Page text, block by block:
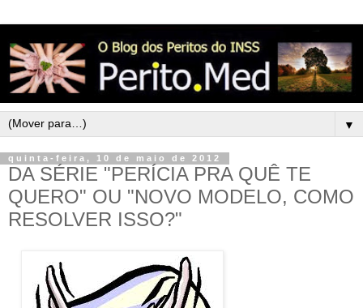
▼
quinta-feira, 10 de maio de 2012
DA SÉRIE "PERÍCIA PRA QUÊ TE
QUERO" OU "NOVO MODELO, COMO
RESOLVER ISSO?"